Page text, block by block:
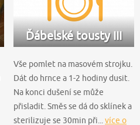
Ďábelské tousty III
Vše pomlet na masovém strojku.
Dát do hrnce a 1-2 hodiny dusit.
Na konci dušení se může
přisladit. Směs se dá do sklínek a
sterilizuje se 30min při... více o